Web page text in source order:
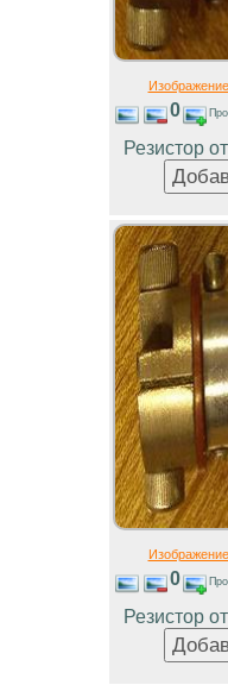
Изображение
0
Резистор
Изображение
0
Резистор